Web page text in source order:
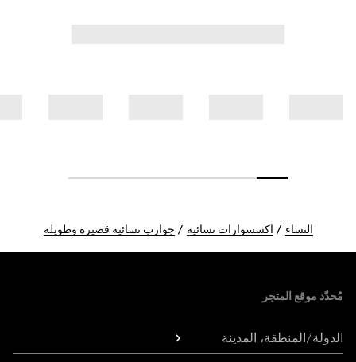
النساء اكسسوارات نسائية جوارب نسائية قصيرة وطويلة
مُحدّد موقع المتجر
الدولة/المنطقة، المدينة